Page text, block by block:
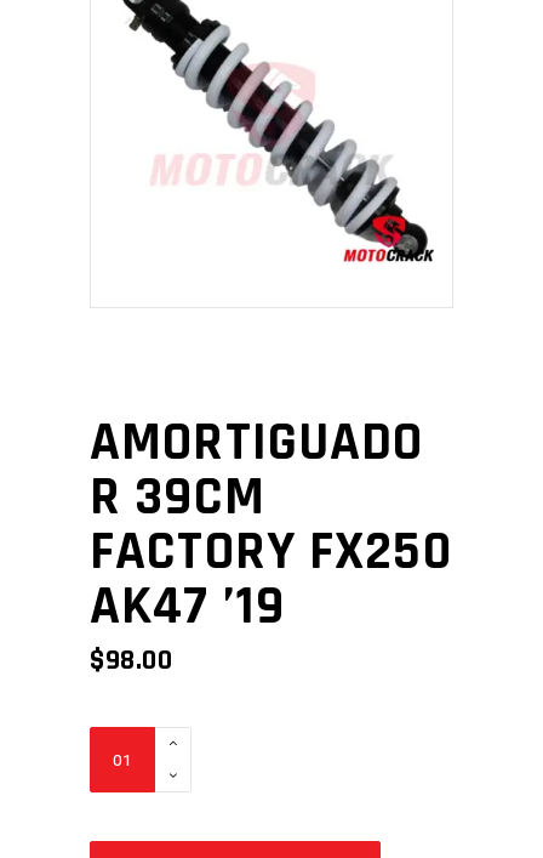
AMORTIGUADO
R 39CM
FACTORY FX250
AK47 ’19
$98.00
AMORTIGUADOR
FX250